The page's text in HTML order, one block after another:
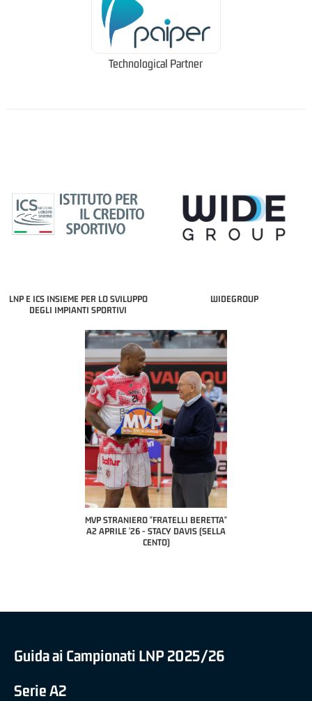
Technological Partner
LNP E ICS INSIEME PER LO SVILUPPO
DEGLI IMPIANTI SPORTIVI
WIDEGROUP
MVP "FRATELLI BERETTA" SAMUEL
DILAS B NAZIONALE APRILE '26 -
MARCO RESTELLI (TAV TREVIGLIO
Guida ai Campionati LNP 2025/26
Serie A2